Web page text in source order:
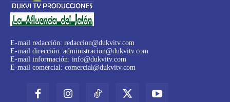
E-mail redacción: redaccion@dukvitv.com
E-mail dirección: administracion@dukvitv.com
E-mail información: info@dukvitv.com
E-mail comercial: comercial@dukvitv.com